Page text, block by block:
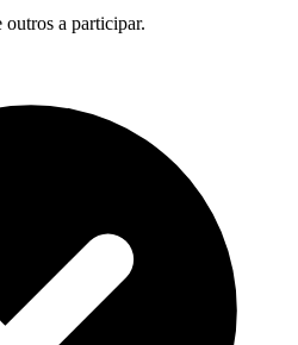
a participar.